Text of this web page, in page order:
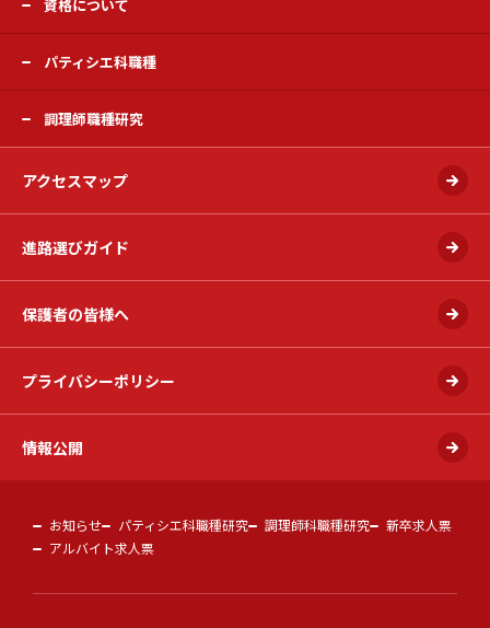
資格について
パティシエ科職種
調理師職種研究
アクセスマップ
進路選びガイド
保護者の皆様へ
プライバシーポリシー
情報公開
お知らせ パティシエ科職種研究 調理師科職種研究
新卒求人票
アルバイト求人票